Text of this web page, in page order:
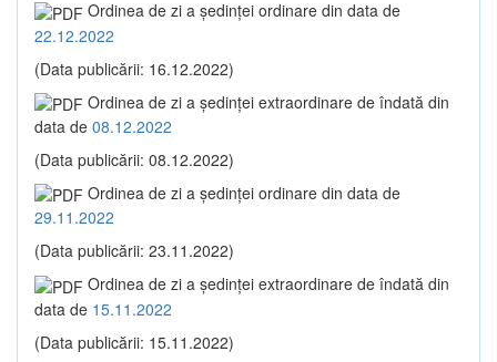
Ordinea de zi a şedinţei ordinare din data de
22.12.2022
(Data publicării: 16.12.2022)
Ordinea de zi a şedinţei extraordinare de îndată din
data de 08.12.2022
(Data publicării: 08.12.2022)
Ordinea de zi a şedinţei ordinare din data de
29.11.2022
(Data publicării: 23.11.2022)
Ordinea de zi a şedinţei extraordinare de îndată din
data de 15.11.2022
(Data publicării: 15.11.2022)